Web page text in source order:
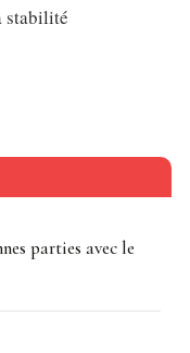
stabilité
parties avec le